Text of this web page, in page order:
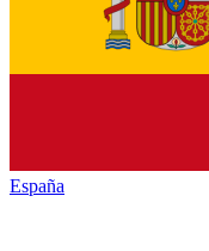
España